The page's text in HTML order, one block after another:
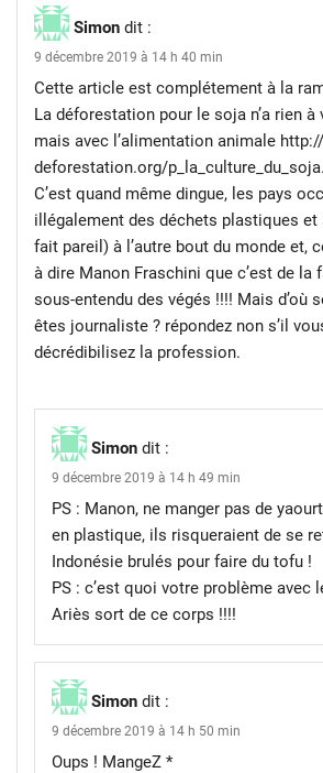
Simon dit :
9 décembre 2019 à 14 h 40 min
Cette article est complétement à la
La déforestation pour le soja n’a rien
mais avec l’alimentation animale
deforestation.org/
C’est quand même dingue, les pays
illégalement des déchets plastiques et
fait pareil) à l’autre bout du monde et,
à dire Manon Fraschini que c’est de la
sous-entendu des végés !!!! Mais d’où
êtes journaliste ? répondez non s’il
décrédibilisez la profession.
Simon dit :
9 décembre 2019 à 14 h 49 min
PS : Manon, ne manger pas de
en plastique, ils risqueraient de se
Indonésie brulés pour faire du tofu !
PS : c’est quoi votre problème avec
Ariès sort de ce corps !!!!
Simon dit :
9 décembre 2019 à 14 h 50 min
Oups ! MangeZ *